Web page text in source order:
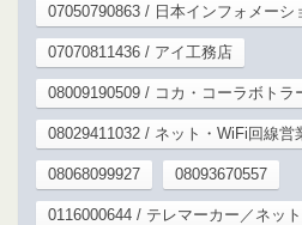
07050790863 / 日本インフォメーシ
07070811436 / アイ工務店
08009190509 / コカ・コーラボトラ
08029411032 / ネット・WiFi回線営
08068099927 08093670557
0116000644 / テレマーカー／ネッ